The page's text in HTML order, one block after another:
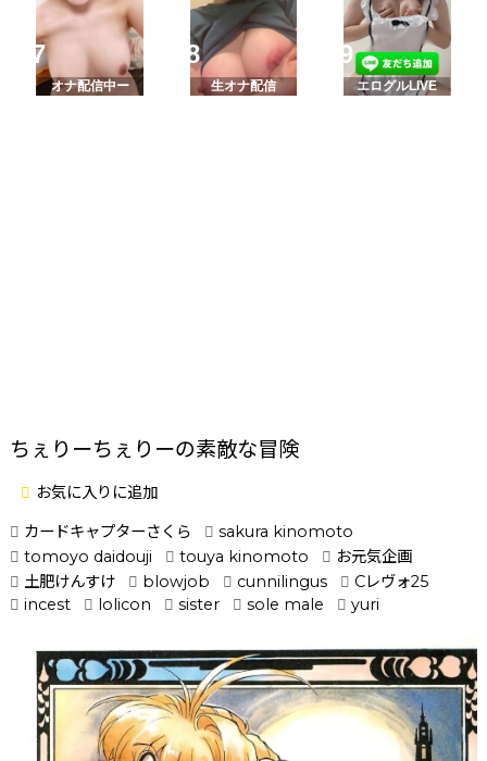
オナ配信中ー 生オナ配信 エログルLIVE
ちぇりーちぇりーの素敵な冒険
お気に入りに追加
カードキャプターさくら
sakura kinomoto
tomoyo daidouji
touya kinomoto
お元気企画
土肥けんすけ
blowjob cunnilingus
Cレヴォ25
incest
lolicon sister sole male yuri